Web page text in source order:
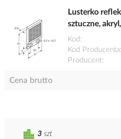
Lusterko
sztuczne,
Kod
Kod Producenta
Producent
Cena brutto
3 szt